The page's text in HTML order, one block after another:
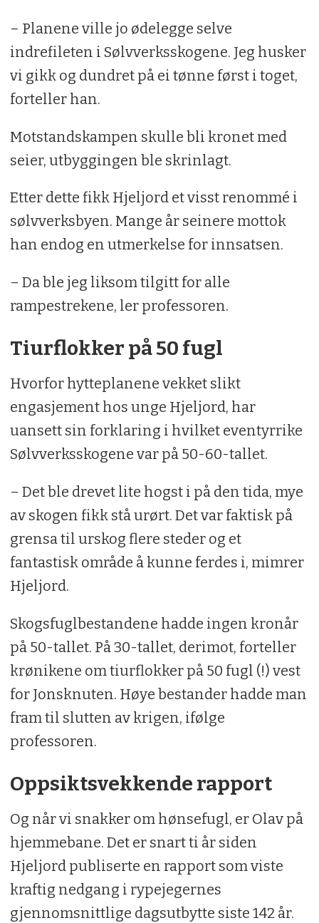
– Planene ville jo ødelegge selve
indrefileten i Sølvverksskogene. Jeg husker
vi gikk og dundret på ei tønne først i toget,
forteller han.
Motstandskampen skulle bli kronet med
seier, utbyggingen ble skrinlagt.
Etter dette fikk Hjeljord et visst renommé i
sølvverksbyen. Mange år seinere mottok
han endog en utmerkelse for innsatsen.
– Da ble jeg liksom tilgitt for alle
rampestrekene, ler professoren.
Tiurflokker på 50 fugl
Hvorfor hytteplanene vekket slikt
engasjement hos unge Hjeljord, har
uansett sin forklaring i hvilket eventyrrike
Sølvverksskogene var på 50-60-tallet.
– Det ble drevet lite hogst i på den tida, mye
av skogen fikk stå urørt. Det var faktisk på
grensa til urskog flere steder og et
fantastisk område å kunne ferdes i, mimrer
Hjeljord.
Skogsfuglbestandene hadde ingen kronår
på 50-tallet. På 30-tallet, derimot, forteller
krønikene om tiurflokker på 50 fugl (!) vest
for Jonsknuten. Høye bestander hadde man
fram til slutten av krigen, ifølge
professoren.
Oppsiktsvekkende rapport
Og når vi snakker om hønsefugl, er Olav på
hjemmebane. Det er snart ti år siden
Hjeljord publiserte en rapport som viste
kraftig nedgang i rypejegernes
gjennomsnittlige dagsutbytte siste 142 år.